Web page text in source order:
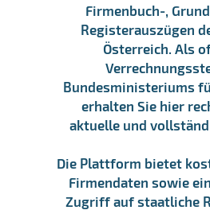
Firmenbuch-,
Registerauszügen
Österreich. Als
Bundesministeriums
erhalten Sie hier
aktuelle und
Die Plattform bietet
Firmendaten sowie
Zugriff auf staatliche